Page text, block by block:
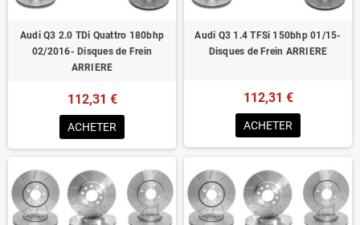
Audi Q3 2.0 TDi Quattro 180bhp
02/2016- Disques de Frein
ARRIERE
112,31 €
ACHETER
Audi Q3 1.4 TFSi 150bhp 01/15-
Disques de Frein ARRIERE
112,31 €
ACHETER